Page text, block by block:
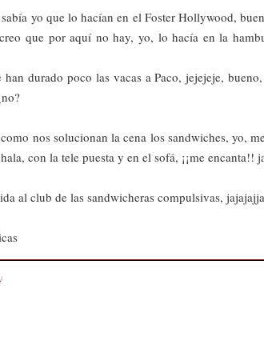
yo que lo hacían en el Foster Hollywood,
que por aquí no hay, yo, lo hacía en la
han durado poco las vacas a Paco, jejejeje,
nos solucionan la cena los sandwiches, yo,
con la tele puesta y en el sofá, ¡¡me encanta!!
al club de las sandwicheras compulsivas,